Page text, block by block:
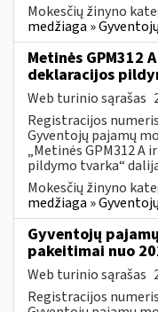
Mokesčių žinyno
medžiaga »
Metinės GPM312 A
deklaracijos
Web turinio sąrašas
Registracijos
Gyventojų pajamų
„Metinės GPM312 A
pildymo tvarka“
Mokesčių žinyno
medžiaga »
Gyventojų
pakeitimai nuo
Web turinio sąrašas
Registracijos